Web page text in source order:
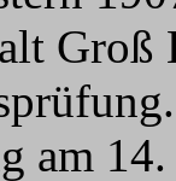
am